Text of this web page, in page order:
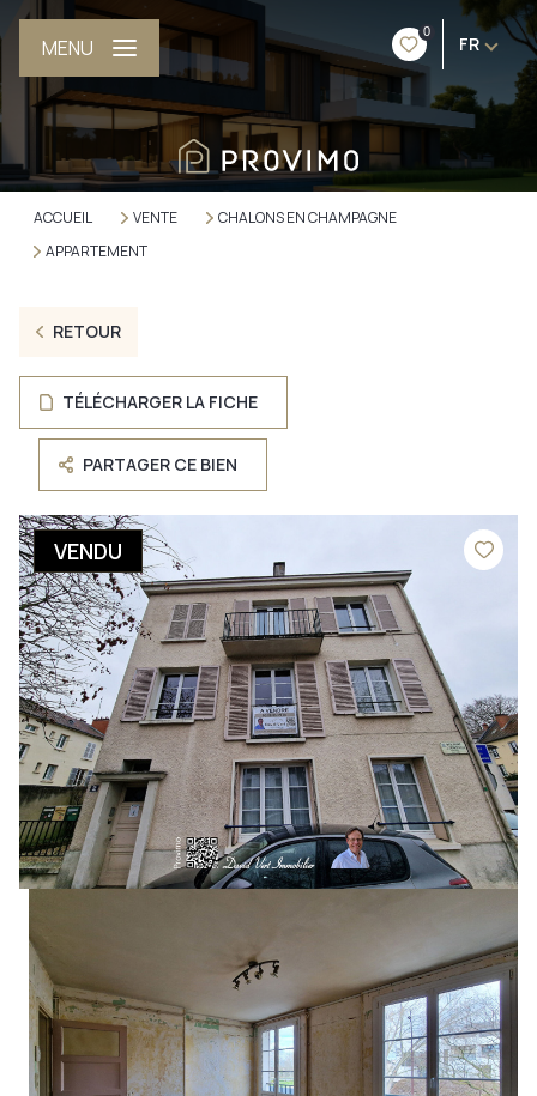
0
FR
MENU
ACCUEIL VENTE
CHALONS EN CHAMPAGNE
APPARTEMENT
RETOUR
TÉLÉCHARGER LA FICHE
PARTAGER CE BIEN
VENDU